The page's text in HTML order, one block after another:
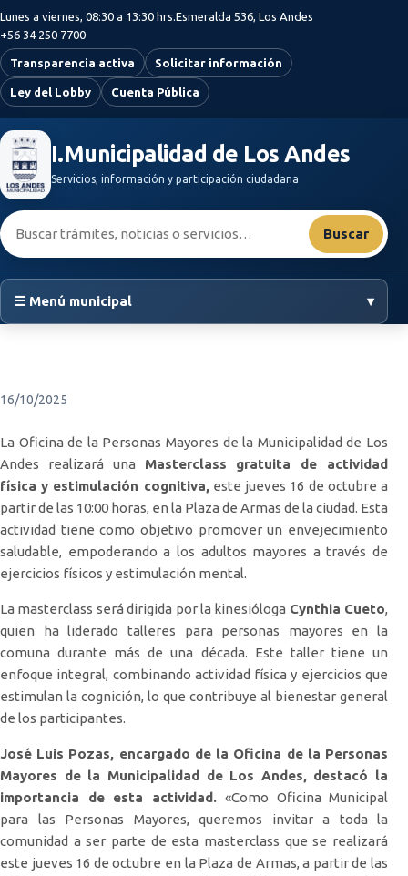
Saltar al contenido principal
Lunes a viernes, 08:30 a 13:30 hrs.Esmeralda 536, Los Andes
+56 34 250 7700
Transparencia activa Solicitar información
Ley del Lobby Cuenta Pública
I.Municipalidad de Los Andes
Servicios, información y participación ciudadana
Buscar:
Buscar
☰ Menú municipal ▾
16/10/2025
La Oficina de la Personas Mayores de la Municipalidad de Los
Andes realizará una Masterclass gratuita de actividad
física y estimulación cognitiva,este jueves 16 de octubre a
partir de las 10:00 horas, en la Plaza de Armas de la ciudad. Esta
actividad tiene como objetivo promover un envejecimiento
saludable, empoderando a los adultos mayores a través de
ejercicios físicos y estimulación mental.
La masterclass será dirigida por la kinesióloga Cynthia Cueto,
quien ha liderado talleres para personas mayores en la
comuna durante más de una década. Este taller tiene un
enfoque integral, combinando actividad física y ejercicios que
estimulan la cognición, lo que contribuye al bienestar general
de los participantes.
José Luis Pozas, encargado de la Oficina de la Personas
Mayores de la Municipalidad de Los Andes, destacó la
importancia de esta actividad. «Como Oficina Municipal
para las Personas Mayores, queremos invitar a toda la
comunidad a ser parte de esta masterclass que se realizará
este jueves 16 de octubre en la Plaza de Armas, a partir de las